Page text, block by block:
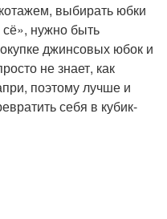
выбирать юбки
нужно быть
джинсовых юбок и
не знает, как
поэтому лучше и
себя в кубик-